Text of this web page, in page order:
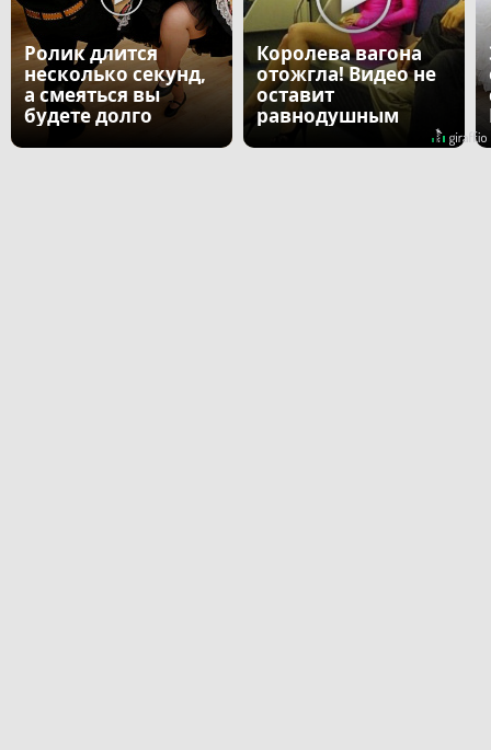
Ролик длится
несколько секунд,
а смеяться вы
будете долго
Королева вагона
отожгла! Видео не
оставит
равнодушным